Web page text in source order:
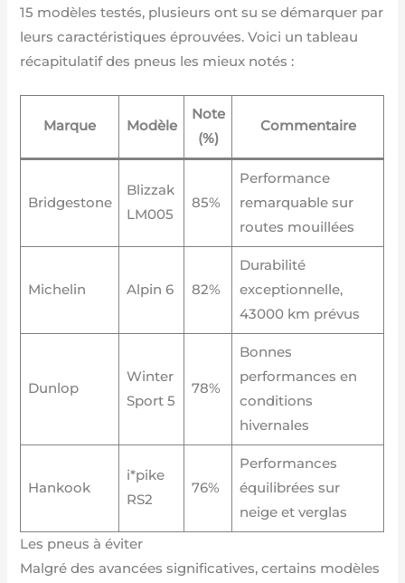
15 modèles testés, plusieurs ont su se démarquer par
leurs caractéristiques éprouvées. Voici un tableau
récapitulatif des pneus les mieux notés :
Marque Modèle
Note
(%)
Commentaire
Bridgestone
Blizzak
LM005
85%
Performance
remarquable sur
routes mouillées
Michelin Alpin 6 82%
Durabilité
exceptionnelle,
43000 km prévus
Dunlop
Winter
Sport 5
78%
Bonnes
performances en
conditions
hivernales
Hankook
i*pike
RS2
76%
Performances
équilibrées sur
neige et verglas
Les pneus à éviter
Malgré des avancées significatives, certains modèles